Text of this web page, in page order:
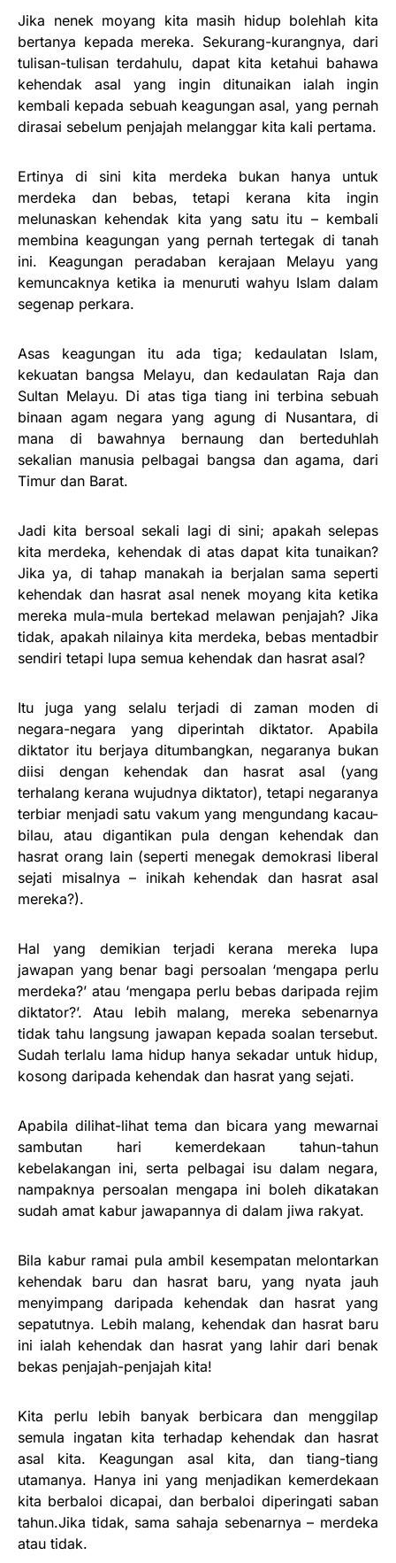
Jika nenek moyang kita masih hidup bolehlah kita
bertanya kepada mereka. Sekurang-kurangnya, dari
tulisan-tulisan terdahulu, dapat kita ketahui bahawa
kehendak asal yang ingin ditunaikan ialah ingin
kembali kepada sebuah keagungan asal, yang pernah
dirasai sebelum penjajah melanggar kita kali pertama.
Ertinya di sini kita merdeka bukan hanya untuk
merdeka dan bebas, tetapi kerana kita ingin
melunaskan kehendak kita yang satu itu – kembali
membina keagungan yang pernah tertegak di tanah
ini. Keagungan peradaban kerajaan Melayu yang
kemuncaknya ketika ia menuruti wahyu Islam dalam
segenap perkara.
Asas keagungan itu ada tiga; kedaulatan Islam,
kekuatan bangsa Melayu, dan kedaulatan Raja dan
Sultan Melayu. Di atas tiga tiang ini terbina sebuah
binaan agam negara yang agung di Nusantara, di
mana di bawahnya bernaung dan berteduhlah
sekalian manusia pelbagai bangsa dan agama, dari
Timur dan Barat.
Jadi kita bersoal sekali lagi di sini; apakah selepas
kita merdeka, kehendak di atas dapat kita tunaikan?
Jika ya, di tahap manakah ia berjalan sama seperti
kehendak dan hasrat asal nenek moyang kita ketika
mereka mula-mula bertekad melawan penjajah? Jika
tidak, apakah nilainya kita merdeka, bebas mentadbir
sendiri tetapi lupa semua kehendak dan hasrat asal?
Itu juga yang selalu terjadi di zaman moden di
negara-negara yang diperintah diktator. Apabila
diktator itu berjaya ditumbangkan, negaranya bukan
diisi dengan kehendak dan hasrat asal (yang
terhalang kerana wujudnya diktator), tetapi negaranya
terbiar menjadi satu vakum yang mengundang kacau-
bilau, atau digantikan pula dengan kehendak dan
hasrat orang lain (seperti menegak demokrasi liberal
sejati misalnya – inikah kehendak dan hasrat asal
mereka?).
Hal yang demikian terjadi kerana mereka lupa
jawapan yang benar bagi persoalan ‘mengapa perlu
merdeka?’ atau ‘mengapa perlu bebas daripada rejim
diktator?’. Atau lebih malang, mereka sebenarnya
tidak tahu langsung jawapan kepada soalan tersebut.
Sudah terlalu lama hidup hanya sekadar untuk hidup,
kosong daripada kehendak dan hasrat yang sejati.
Apabila dilihat-lihat tema dan bicara yang mewarnai
sambutan hari kemerdekaan tahun-tahun
kebelakangan ini, serta pelbagai isu dalam negara,
nampaknya persoalan mengapa ini boleh dikatakan
sudah amat kabur jawapannya di dalam jiwa rakyat.
Bila kabur ramai pula ambil kesempatan melontarkan
kehendak baru dan hasrat baru, yang nyata jauh
menyimpang daripada kehendak dan hasrat yang
sepatutnya. Lebih malang, kehendak dan hasrat baru
ini ialah kehendak dan hasrat yang lahir dari benak
bekas penjajah-penjajah kita!
Kita perlu lebih banyak berbicara dan menggilap
semula ingatan kita terhadap kehendak dan hasrat
asal kita. Keagungan asal kita, dan tiang-tiang
utamanya. Hanya ini yang menjadikan kemerdekaan
kita berbaloi dicapai, dan berbaloi diperingati saban
tahun.Jika tidak, sama sahaja sebenarnya – merdeka
atau tidak.